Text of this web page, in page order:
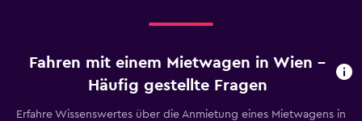
Fahren mit einem Mietwagen in Wien –
Häufig gestellte Fragen
Erfahre Wissenswertes über die Anmietung eines Mietwagens in